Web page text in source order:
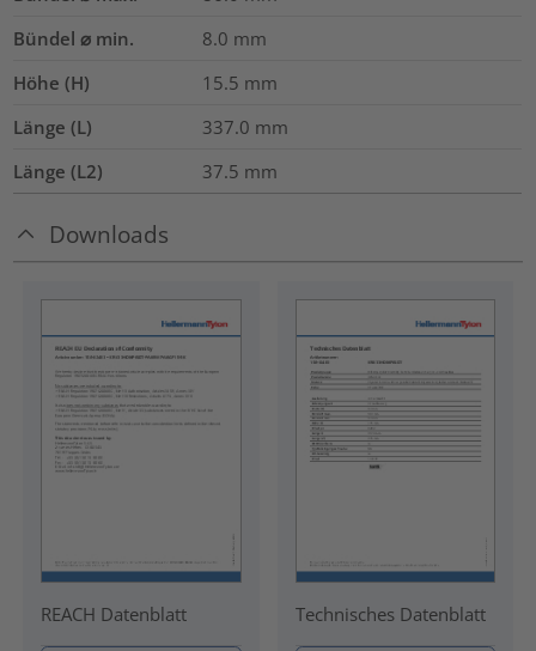
Bündel ⌀ min.
8.0 mm
Höhe (H)
15.5 mm
Länge (L)
337.0 mm
Länge (L2)
37.5 mm
Downloads
REACH Datenblatt Technisches Datenblatt